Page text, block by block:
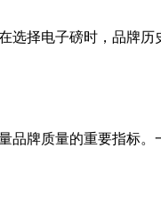
选择电子磅时，品牌
品牌质量的重要指标